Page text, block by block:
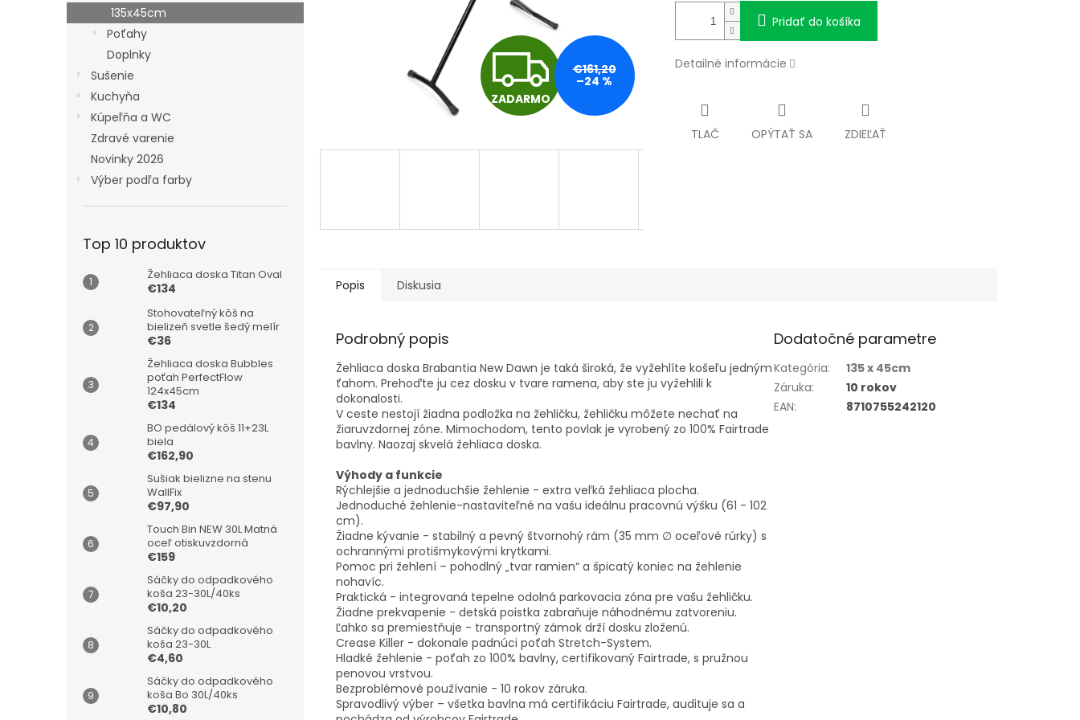
135x45cm
Poťahy
Doplnky
Sušenie
Kuchyňa
Kúpeľňa a WC
Zdravé varenie
Novinky 2026
Výber podľa farby
Top 10 produktov
Žehliaca doska Titan Oval
€134
Stohovateľný kôš na
bielizeň svetle šedý melír
€36
Žehliaca doska Bubbles
poťah PerfectFlow
124x45cm
€134
BO pedálový kôš 11+23L
biela
€162,90
Sušiak bielizne na stenu
WallFix
€97,90
Touch Bin NEW 30L Matná
oceľ otiskuvzdorná
€159
Sáčky do odpadkového
koša 23-30L/40ks
€10,20
Sáčky do odpadkového
koša 23-30L
€4,60
Sáčky do odpadkového
koša Bo 30L/40ks
€10,80
Z
A
A
M
O
ZADARMO
€161,20
–24 %
Pridať do košíka
Detailné informácie
TLAČ OPÝTAŤ SA ZDIEĽAŤ
Popis Diskusia
Podrobný popis
Žehliaca doska Brabantia New Dawn je taká široká, že vyžehlíte košeľu jedným
ťahom. Prehoďte ju cez dosku v tvare ramena, aby ste ju vyžehlili k
dokonalosti.
V ceste nestojí žiadna podložka na žehličku, žehličku môžete nechať na
žiaruvzdornej zóne. Mimochodom, tento povlak je vyrobený zo 100% Fairtrade
bavlny. Naozaj skvelá žehliaca doska.
Výhody a funkcie
Rýchlejšie a jednoduchšie žehlenie - extra veľká žehliaca plocha.
Jednoduché žehlenie-nastaviteľné na vašu ideálnu pracovnú výšku (61 - 102
cm).
Žiadne kývanie - stabilný a pevný štvornohý rám (35 mm ∅ oceľové rúrky) s
ochrannými protišmykovými krytkami.
Pomoc pri žehlení – pohodlný „tvar ramien“ a špicatý koniec na žehlenie
nohavíc.
Praktická - integrovaná tepelne odolná parkovacia zóna pre vašu žehličku.
Žiadne prekvapenie - detská poistka zabraňuje náhodnému zatvoreniu.
Ľahko sa premiestňuje - transportný zámok drží dosku zloženú.
Crease Killer - dokonale padnúci poťah Stretch-System.
Hladké žehlenie - poťah zo 100% bavlny, certifikovaný Fairtrade, s pružnou
penovou vrstvou.
Bezproblémové používanie - 10 rokov záruka.
Spravodlivý výber – všetka bavlna má certifikáciu Fairtrade, audituje sa a
Dodatočné parametre
Kategória:
135 x 45cm
Záruka:
10 rokov
EAN: 8710755242120